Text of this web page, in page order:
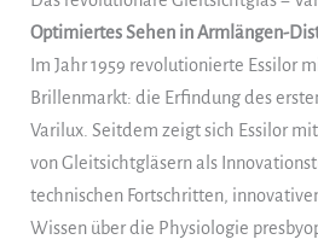
Optimiertes Sehen in Armlängen-
Im Jahr 1959 revolutionierte Essilor
Brillenmarkt: die Erfindung des
Varilux. Seitdem zeigt sich Essilor
von Gleitsichtgläsern als
technischen Fortschritten,
Wissen über die Physiologie